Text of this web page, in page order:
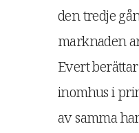
den tredje
marknaden
Evert
inomhus i
av samma